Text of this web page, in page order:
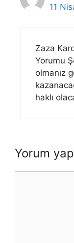
11
Zaza
Yorumu
olmanız
haklı
Yorum